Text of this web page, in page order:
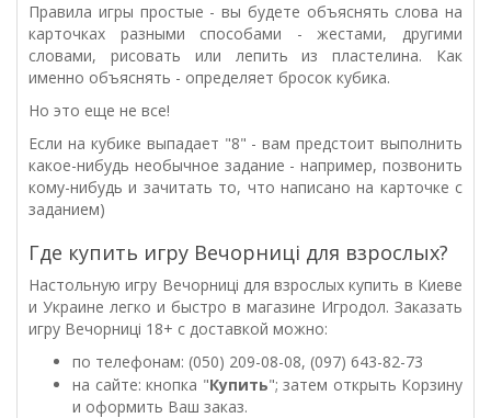
Правила игры простые - вы будете объяснять слова на
карточках разными способами - жестами, другими
словами, рисовать или лепить из пластелина. Как
именно объяснять - определяет бросок кубика.
Но это еще не все!
Если на кубике выпадает "8" - вам предстоит выполнить
какое-нибудь необычное задание - например, позвонить
кому-нибудь и зачитать то, что написано на карточке с
заданием)
Где купить игру Вечорниці для взрослых?
Настольную игру Вечорниці для взрослых купить в Киеве
и Украине легко и быстро в магазине Игродол. Заказать
игру Вечорниці 18+ с доставкой можно:
по телефонам: (050) 209-08-08, (097) 643-82-73
на сайте: кнопка "Купить"; затем открыть Корзину
и оформить Ваш заказ.